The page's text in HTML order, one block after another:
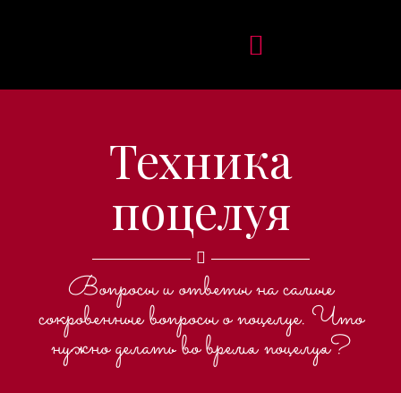
Техника
поцелуя
Вопросы и ответы на самые
сокровенные вопросы о поцелуе. Что
нужно делать во время поцелуя?